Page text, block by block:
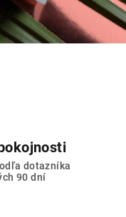
dotazníka
90 dní